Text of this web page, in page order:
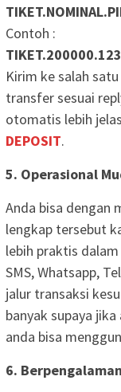
Contoh :
Kirim ke salah
transfer sesuai
otomatis lebih
DEPOSIT.
5. Operasional
Anda bisa dengan
lengkap tersebut
lebih praktis
SMS, Whatsapp,
jalur transaksi
banyak supaya
anda bisa
6.